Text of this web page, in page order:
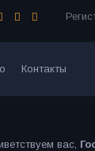
Контакты
вас,